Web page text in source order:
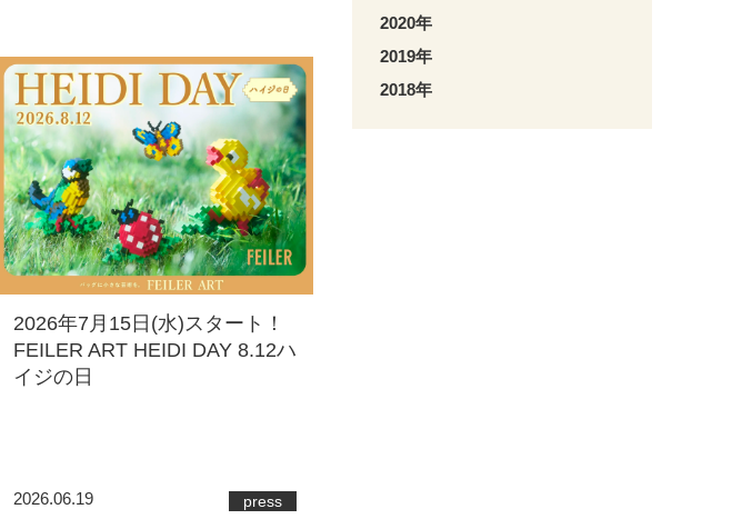
2026年7月15日(水)スタート！
FEILER ART HEIDI DAY 8.12ハ
イジの日
2026.06.19 press
2020年
2019年
2018年